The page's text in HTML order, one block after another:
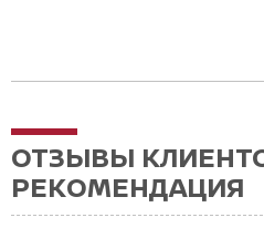
ОТЗЫВЫ
РЕКОМЕНДАЦИЯ